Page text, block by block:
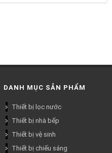
DANH MỤC SẢN PHẨM
Thiết bị lọc nước
Thiết bị nhà bếp
Thiết bị vệ sinh
Thiết bị chiếu sáng